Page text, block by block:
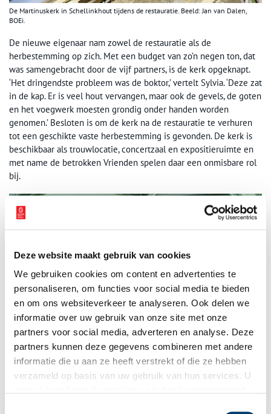
Deze website maakt gebruik van cookies
We gebruiken cookies om content en advertenties te
personaliseren, om functies voor social media te bieden
en om ons websiteverkeer te analyseren. Ook delen we
informatie over uw gebruik van onze site met onze
partners voor social media, adverteren en analyse. Deze
partners kunnen deze gegevens combineren met andere
informatie die u aan ze heeft verstrekt of die ze hebben
verzameld op basis van uw gebruik van hun services. U
De Martinuskerk in Schellinkhout tijdens de restauratie. Beeld: Jan van Dalen,
BOEi.
De nieuwe eigenaar nam zowel de restauratie als de
herbestemming op zich. Met een budget van zo’n negen ton, dat
was samengebracht door de vijf partners, is de kerk opgeknapt.
‘Het dringendste probleem was de boktor,’ vertelt Sylvia. ‘Deze zat
in de kap. Er is veel hout vervangen, maar ook de gevels, de goten
en het voegwerk moesten grondig onder handen worden
genomen.’ Besloten is om de kerk na de restauratie te verhuren
tot een geschikte vaste herbestemming is gevonden. De kerk is
beschikbaar als trouwlocatie, concertzaal en expositieruimte en
met name de betrokken Vrienden spelen daar een onmisbare rol
bij.